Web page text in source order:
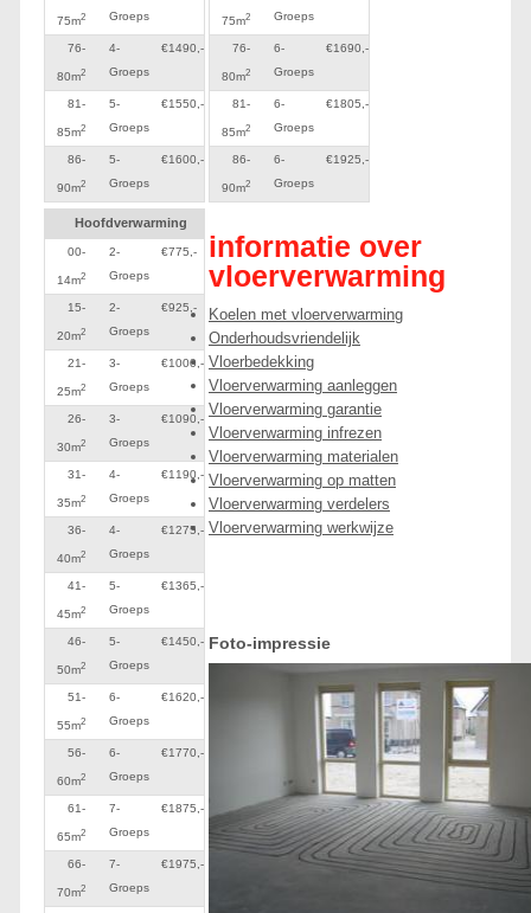
75m2
Groeps
76-
80m2
4-
Groeps
€1490,-
81-
85m2
5-
Groeps
€1550,-
86-
90m2
5-
Groeps
€1600,-
75m2
Groeps
76-
80m2
6-
Groeps
€1690,-
81-
85m2
6-
Groeps
€1805,-
86-
90m2
6-
Groeps
€1925,-
Hoofdverwarming
00-
14m2
2-
Groeps
€775,-
15-
20m2
2-
Groeps
€925,-
21-
25m2
3-
Groeps
€1000,-
26-
30m2
3-
Groeps
€1090,-
31-
35m2
4-
Groeps
€1190,-
36-
40m2
4-
Groeps
€1275,-
41-
45m2
5-
Groeps
€1365,-
46-
50m2
5-
Groeps
€1450,-
51-
55m2
6-
Groeps
€1620,-
56-
60m2
6-
Groeps
€1770,-
61-
65m2
7-
Groeps
€1875,-
66-
70m2
7-
Groeps
€1975,-
informatie over
vloerverwarming
Koelen met vloerverwarming
Onderhoudsvriendelijk
Vloerbedekking
Vloerverwarming aanleggen
Vloerverwarming garantie
Vloerverwarming infrezen
Vloerverwarming materialen
Vloerverwarming op matten
Vloerverwarming verdelers
Vloerverwarming werkwijze
Foto-impressie